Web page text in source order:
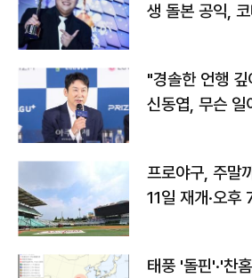
생 돌본 공익,
"경솔한 언행
신동엽, 무슨 일
프로야구, 주말
11일 재개·오후
태풍 '돌핀'·'찬